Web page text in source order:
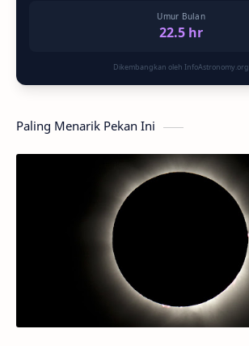
Umur Bulan
22.5 hr
Dikembangkan oleh InfoAstronomy.org
Paling Menarik Pekan Ini